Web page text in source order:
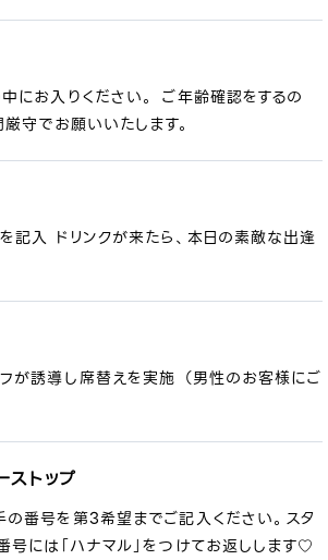
にお入りください。 ご年齢確認をするの
守でお願いいたします。
記入 ドリンクが来たら、本日の素敵な出逢
が誘導し席替えを実施 （男性のお客様にご
ストップ
番号を第3希望までご記入ください。スタ
号には「ハナマル」をつけてお返しします♡